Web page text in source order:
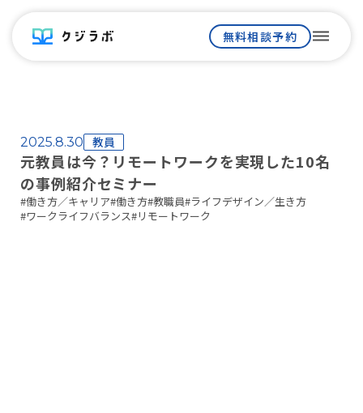
2025.8.30 教員
元教員は今？リモートワークを実現した10名
の事例紹介セミナー
#働き方／キャリア#働き方#教職員#ライフデザイン／生き方
#ワークライフバランス#リモートワーク
無料相談予約 dehaze